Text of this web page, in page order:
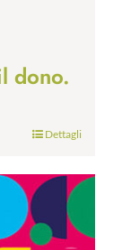
dono.
Dettagli